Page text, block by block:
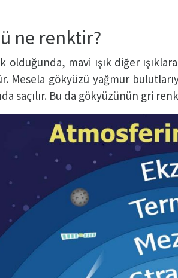
ne renktir?
olduğunda, mavi ışık diğer
Mesela gökyüzü yağmur
saçılır. Bu da gökyüzünün gri